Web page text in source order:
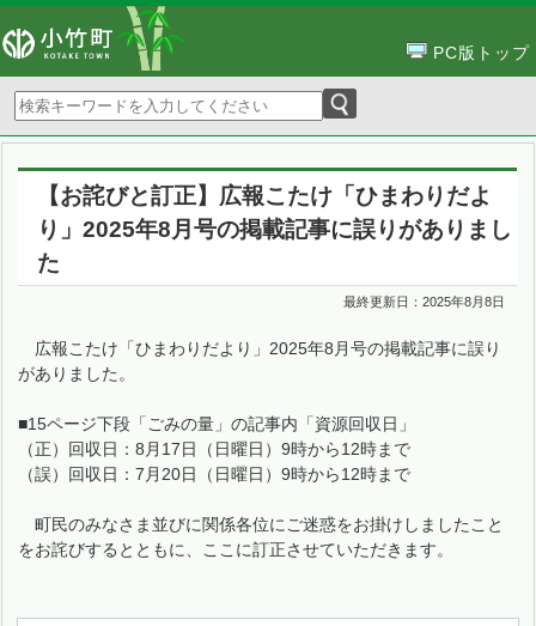
PC版トップ
【お詫びと訂正】広報こたけ「ひまわりだよ
り」2025年8月号の掲載記事に誤りがありまし
た
最終更新日：2025年8月8日
広報こたけ「ひまわりだより」2025年8月号の掲載記事に誤り
がありました。
■15ページ下段「ごみの量」の記事内「資源回収日」
（正）回収日：8月17日（日曜日）9時から12時まで
（誤）回収日：7月20日（日曜日）9時から12時まで
町民のみなさま並びに関係各位にご迷惑をお掛けしましたこと
をお詫びするとともに、ここに訂正させていただきます。